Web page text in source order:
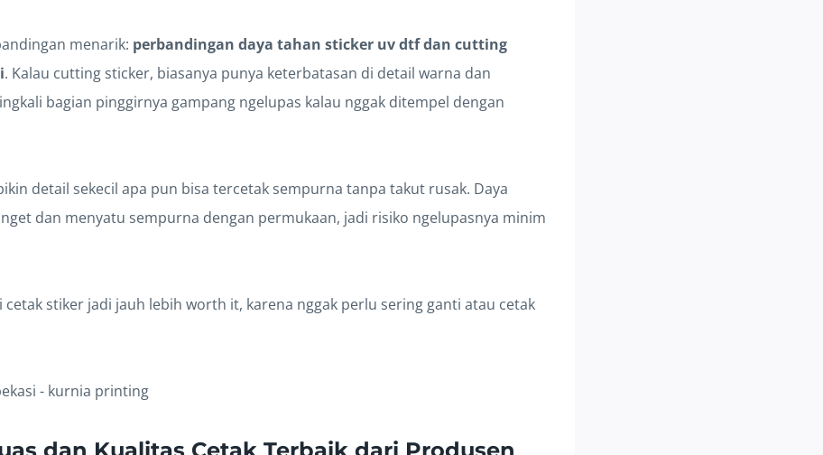
menarik: perbandingan daya tahan sticker uv dtf dan cutting
. Kalau cutting sticker, biasanya punya keterbatasan di detail warna dan
bagian pinggirnya gampang ngelupas kalau nggak ditempel dengan
detail sekecil apa pun bisa tercetak sempurna tanpa takut rusak. Daya
dan menyatu sempurna dengan permukaan, jadi risiko ngelupasnya minim
cetak stiker jadi jauh lebih worth it, karena nggak perlu sering ganti atau cetak